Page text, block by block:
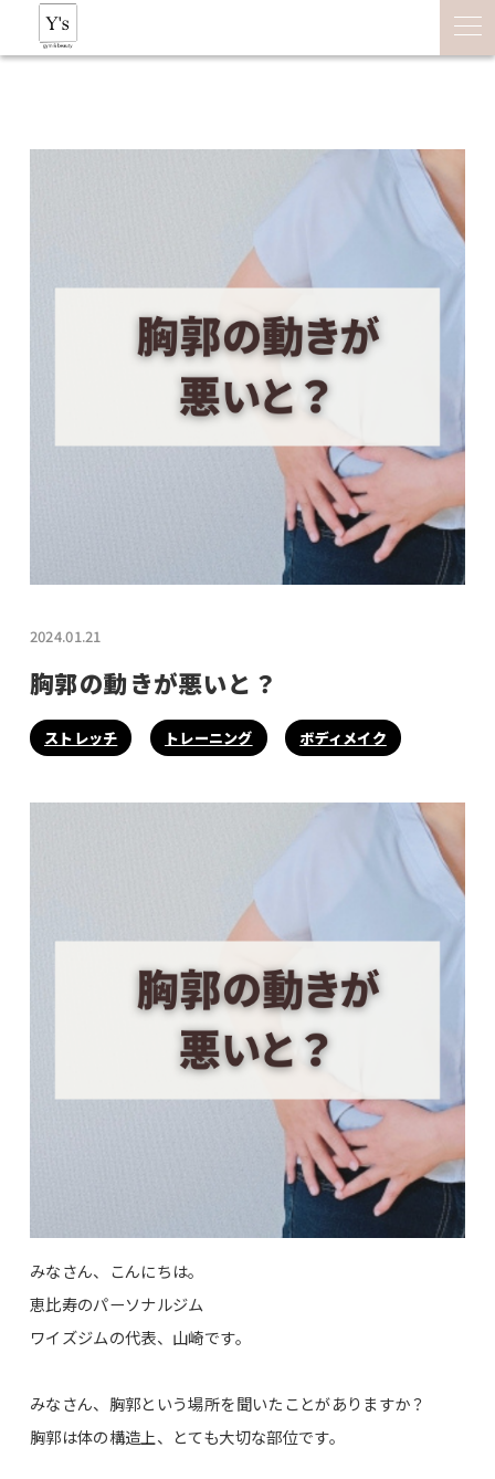
2024.01.21
胸郭の動きが悪いと？
ストレッチ トレーニング ボディメイク
みなさん、こんにちは。
恵比寿のパーソナルジム
ワイズジムの代表、山崎です。
みなさん、胸郭という場所を聞いたことがありますか？
胸郭は体の構造上、とても大切な部位です。